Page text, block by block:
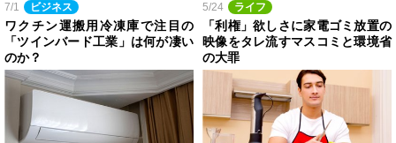
7/1 ビジネス
ワクチン運搬用冷凍庫で注目の
「ツインバード工業」は何が凄い
のか？
5/24 ライフ
「利権」欲しさに家電ゴミ放置の
映像をタレ流すマスコミと環境省
の大罪